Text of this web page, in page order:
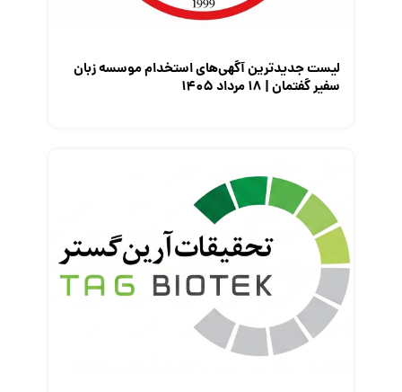
لیست جدیدترین آگهی‌های استخدام موسسه زبان
سفیر گفتمان | ۱۸ مرداد ۱۴۰۵